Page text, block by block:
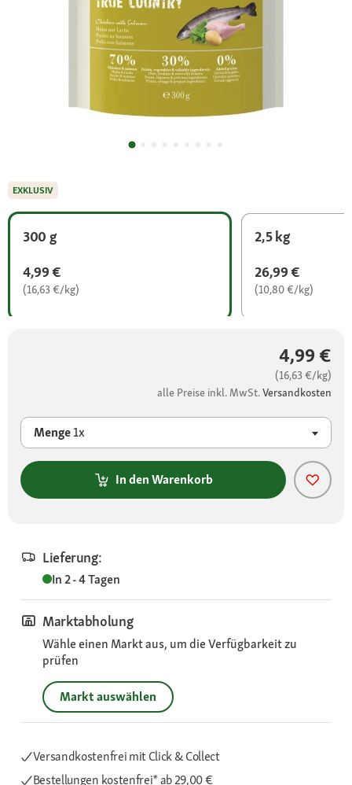
300 g
4,99 €
(16,63 €/kg)
2,5 kg
26,99 €
(10,80 €/kg)
4,99 €
(16,63 €/kg)
alle Preise inkl. MwSt.Versandkosten
Menge1x
In den Warenkorb
Lieferung:
In 2 - 4 Tagen
Marktabholung
Wähle einen Markt aus, um die Verfügbarkeit zu
prüfen
Markt auswählen
Versandkostenfrei mit Click & Collect
Bestellungen kostenfrei*ab 29,00 €
EXKLUSIV